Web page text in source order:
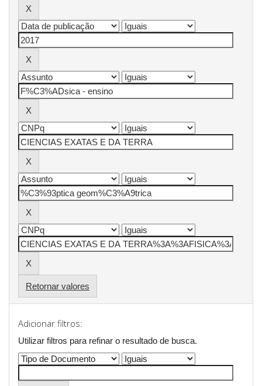
Retornar valores
Adicionar filtros:
Utilizar filtros para refinar o resultado de busca.